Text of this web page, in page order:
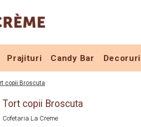
Prajituri Candy Bar
copii Broscuta
Tort copii Broscuta
Cofetaria La Creme